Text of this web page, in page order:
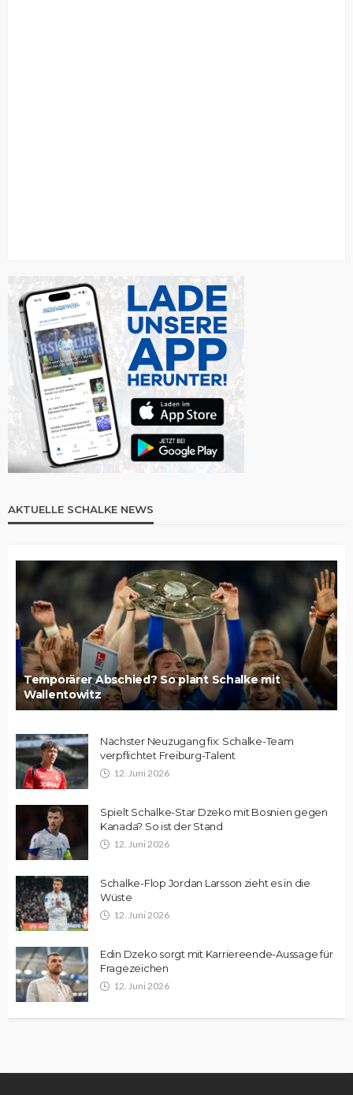
AKTUELLE SCHALKE NEWS
Temporärer Abschied? So plant Schalke mit
Wallentowitz
Nächster Neuzugang fix: Schalke-Team
verpflichtet Freiburg-Talent
12. Juni 2026
Spielt Schalke-Star Dzeko mit Bosnien gegen
Kanada? So ist der Stand
12. Juni 2026
Schalke-Flop Jordan Larsson zieht es in die
Wüste
12. Juni 2026
Edin Dzeko sorgt mit Karriereende-Aussage für
Fragezeichen
12. Juni 2026